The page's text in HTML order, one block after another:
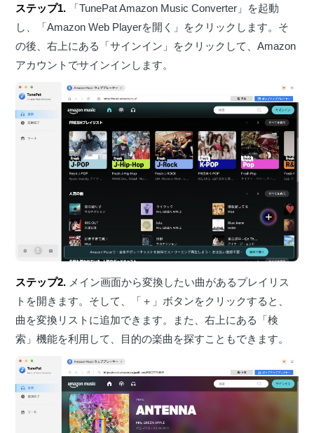
ステップ1. 「TunePat Amazon Music Converter」を起動
し、「Amazon Web Playerを開く」をクリックします。そ
の後、右上にある「サインイン」をクリックして、Amazon
アカウントでサインインします。
ステップ2. メイン画面から変換したい曲があるプレイリス
トを開きます。そして、「＋」ボタンをクリックすると、
曲を変換リストに追加できます。また、右上にある「検
索」機能を利用して、目的の楽曲を探すこともできます。